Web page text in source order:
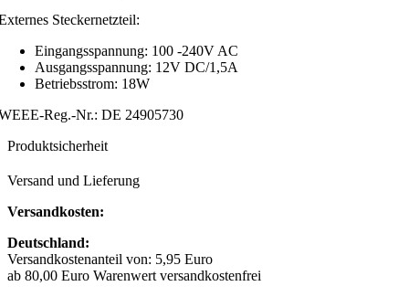
Steckernetzteil:
Eingangsspannung: 100 -240V AC
Ausgangsspannung: 12V DC/1,5A
Betriebsstrom: 18W
Reg.-Nr.: DE 24905730
Produktsicherheit
Versand und Lieferung
Versandkosten:
Deutschland:
Versandkostenanteil von: 5,95 Euro
ab 80,00 Euro Warenwert versandkostenfrei